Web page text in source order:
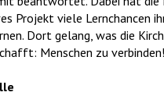
Projekt viele Lernchancen
Dort gelang, was die
Menschen zu verbinden!